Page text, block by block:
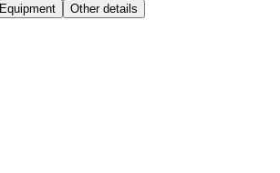
Equipment Other details